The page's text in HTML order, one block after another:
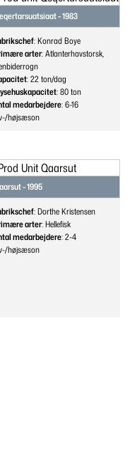
- 1983
: Konrad Boye
arter: Atlanterhavstorsk,
: 22ton/dag
: 80ton
medarbejdere: 6-16
højsæson
- 1995
: Dorthe Kristensen
arter: Hellefisk
medarbejdere: 2-4
højsæson